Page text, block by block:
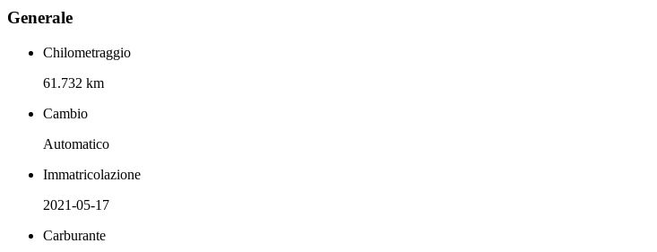
Generale
Chilometraggio
61.732 km
Cambio
Automatico
Immatricolazione
2021-05-17
Carburante